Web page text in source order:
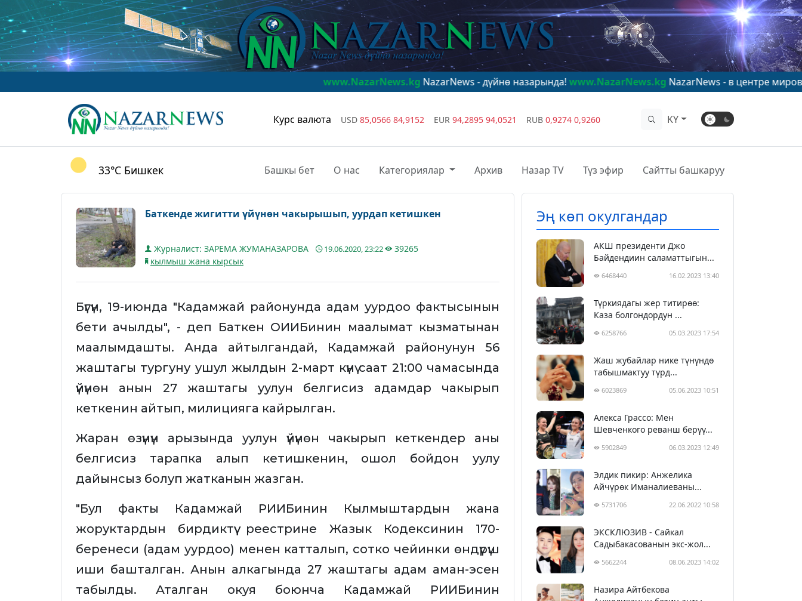
www.NazarNews.kgNazarNews - дүйнө назарында!www.NazarNews.kgNazarNews - в центре мирового
Курс валюта USD 85,0566 84,9152 EUR 94,2895 94,0521 RUB 0,9274 0,9260 KY
33°C Бишкек Башкы бет О нас Категориялар Архив Назар TV Түз эфир Сайтты башкаруу
Баткенде жигитти үйүнөн чакырышып, уурдап кетишкен
Журналист: ЗАРЕМА ЖУМАНАЗАРОВА 19.06.2020, 23:22
39265
кылмыш жана кырсык
Бүгүн, 19-июнда "Кадамжай районунда адам уурдоо фактысынын
бети ачылды", - деп Баткен ОИИБинин маалымат кызматынан
маалымдашты. Анда айтылгандай, Кадамжай районунун 56
жаштагы тургуну ушул жылдын 2-март күнү саат 21:00 чамасында
үйүнөн анын 27 жаштагы уулун белгисиз адамдар чакырып
кеткенин айтып, милицияга кайрылган.
Жаран өзүнүн арызында уулун үйүнөн чакырып кеткендер аны
белгисиз тарапка алып кетишкенин, ошол бойдон уулу
дайынсыз болуп жатканын жазган.
"Бул факты Кадамжай РИИБинин Кылмыштардын жана
жоруктардын бирдиктүү реестрине Жазык Кодексинин 170-
беренеси (адам уурдоо) менен катталып, сотко чейинки өндүрүш
иши башталган. Анын алкагында 27 жаштагы адам аман-эсен
табылды. Аталган окуя боюнча Кадамжай РИИБинин
Эң көп окулгандар
АКШ президенти Джо
Байдендиин саламаттыгын...
6468440 16.02.2023 13:40
Түркиядагы жер титирөө:
Каза болгондордун ...
6258766 05.03.2023 17:54
Жаш жубайлар нике түнүндө
табышмактуу түрд...
6023869 05.06.2023 10:51
Алекса Грассо: Мен
Шевченкого реванш берүү...
5902849 06.03.2023 12:49
Элдик пикир: Анжелика
Айчүрөк Иманалиеваны...
5731706 22.06.2022 10:58
ЭКСКЛЮЗИВ - Сайкал
Садыбакасованын экс-жол...
5662244 08.06.2023 14:02
Назира Айтбекова